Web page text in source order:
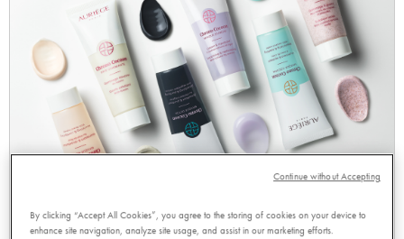
By clicking “Accept All Cookies”, you agree to the storing of cookies on your device to
enhance site navigation, analyze site usage, and assist in our marketing efforts.
Continue without Accepting